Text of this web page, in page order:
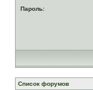
Пароль:
Список форумов